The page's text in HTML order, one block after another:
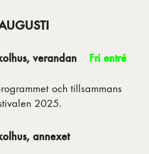
verandan
Fri entré
och tillsammans
2025.
annexet